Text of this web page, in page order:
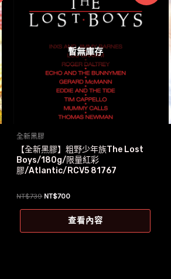
暫無庫存
全新黑膠
【全新黑膠】粗野少年族The Lost
Boys/180g/限量紅彩
膠/Atlantic/RCV5 81767
NT$739 原
NT$739。
NT$700目
價
格：
NT$700。
查看內容